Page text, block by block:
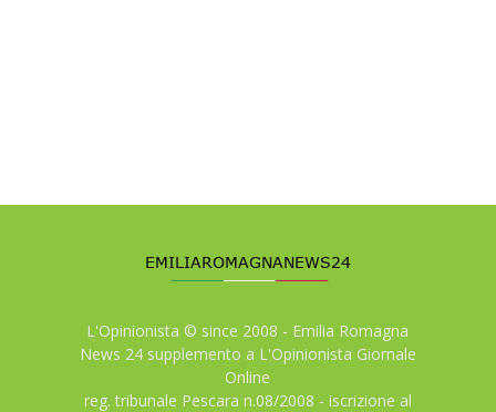
L'Opinionista © since 2008 - Emilia Romagna
News 24 supplemento a L'Opinionista Giornale
Online
reg. tribunale Pescara n.08/2008 - iscrizione al